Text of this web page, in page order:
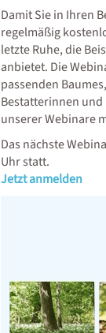
Damit Sie in Ihren
regelmäßig
letzte Ruhe, die
anbietet. Die
passenden
Bestatterinnen
unserer Webinare
Das nächste
Uhr statt.
Jetzt anmelden